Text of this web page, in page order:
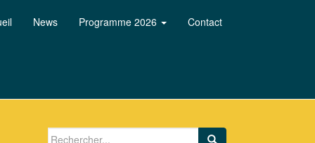
News Programme 2026 Contact
Search for: